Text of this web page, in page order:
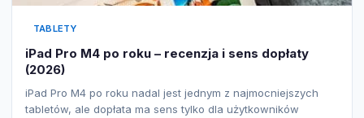
TABLETY
iPad Pro M4 po roku – recenzja i sens dopłaty
(2026)
iPad Pro M4 po roku nadal jest jednym z najmocniejszych
tabletów, ale dopłata ma sens tylko dla użytkowników